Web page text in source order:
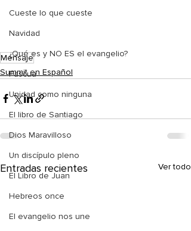
Cueste lo que cueste
Navidad
¿Qué es y NO ES el evangelio?
Pascua
Unidad como ninguna
El libro de Santiago
Dios Maravilloso
Un discípulo pleno
El Libro de Juan
Hebreos once
El evangelio nos une
Mensaje
Summit en Español
Entradas recientes Ver todo